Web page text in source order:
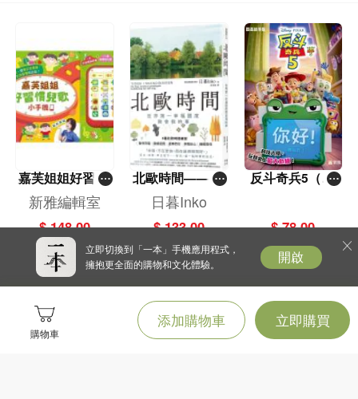
購物車
添加購物車 立即購買
實現，然而，走到人生的中途點，你開始懷疑，有些事情你還來得及完成嗎？有
些遺憾，你還來得及彌補嗎？怎麼樣才能讓自己的老年充滿喜悅，不再擔憂呢？
有句話說：「朝聞道，夕死可矣！」我認為，如果在變老的當下，你能用足夠成
熟的心態，去面對人生的後半途，就有很高的機會，有著美好的老年生活。甚至
很多心情，是變老才能擁有的，因為你會更懂得珍惜，更懂得細細品嚐，你知
道，你的時間有限，不能夠再蹉跎。
所以，即使深刻體會到自己開始變老，還是要有自己的夢想、自己的目標，因為
你了解，當你不再有期待，你的生命才開始停止延續。
回想過去，你一定覺得自己有許多處理得不夠完美的地方，你是否能夠接受那就
是自己的本命？認識自己的本命後，在往後的人生裡，你是否能用新的態度去面
對，走出不同的格局？這是對自我的挑戰，也是對生命的挑戰，只有這樣，你才
能夠找到屬於自己，他人奪不走的幸福。
活著，本身就應該是一件快樂的事情，因為你可以探尋、可以冒險、可以感受，
一旦停止呼吸，這一切都歸零。而就因為生命是有限的，所以在有限的生命裡，
每個你遇到的人都是有意義的，每道你品嚐到的酸甜苦辣，都是有價值的，因為
但是，你卻可以繼續創造人生的下半部，而且過去犯的錯，你有機會不再犯，過
去的遺憾，你甚至可以用新的方式來彌補，你可以學以前沒時間學的，做以前來
嘉芙姐姐好習慣
兒歌小手機
新雅編輯室
$ 148.00
北歐時間——世
界第一幸福國度
教會我的事
日暮Inko
$ 133.00
反斗奇兵5（圖
$ 78.00
立即切換到「一本」手機應用程式，
擁抱更全面的購物和文化體驗。
開啟